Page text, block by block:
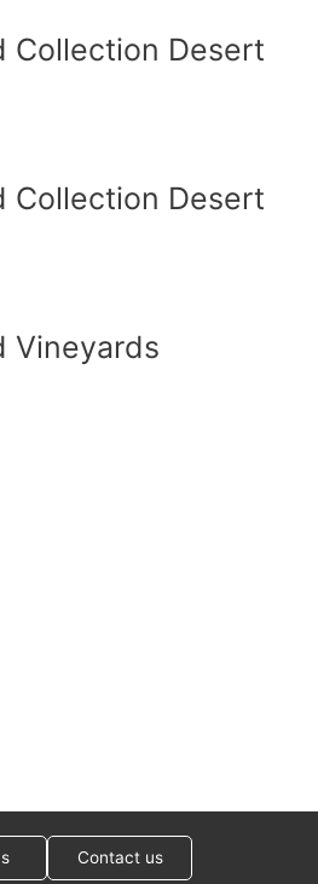
Collection Desert
Collection Desert
Vineyards
Contact us